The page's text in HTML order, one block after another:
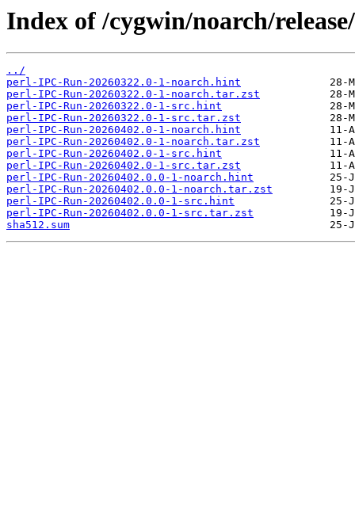
Index of /cygwin/noarch/
../
perl-IPC-Run-20260322.0-1-noarch.hint
perl-IPC-Run-20260322.0-1-noarch.tar.zst
perl-IPC-Run-20260322.0-1-src.hint
perl-IPC-Run-20260322.0-1-src.tar.zst
perl-IPC-Run-20260402.0-1-noarch.hint
perl-IPC-Run-20260402.0-1-noarch.tar.zst
perl-IPC-Run-20260402.0-1-src.hint
perl-IPC-Run-20260402.0-1-src.tar.zst
perl-IPC-Run-20260402.0.0-1-noarch.hint
perl-IPC-Run-20260402.0.0-1-noarch.tar.zst
perl-IPC-Run-20260402.0.0-1-src.hint
perl-IPC-Run-20260402.0.0-1-src.tar.zst
sha512.sum